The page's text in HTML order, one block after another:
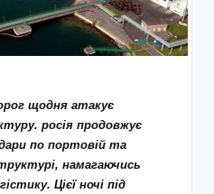
щодня атакує
росія продовжує
по портовій та
намагаючись
Цієї ночі під